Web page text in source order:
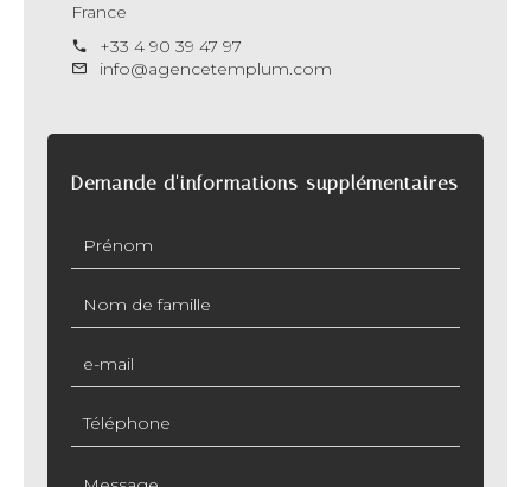
France
+33 4 90 39 47 97
info@agencetemplum.com
Demande d'informations supplémentaires